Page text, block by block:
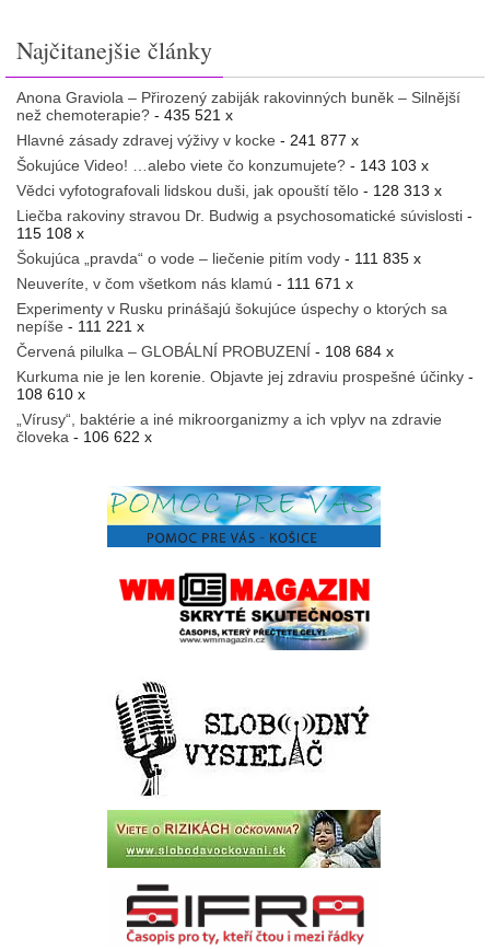
Najčitanejšie články
Anona Graviola – Přirozený zabiják rakovinných buněk – Silnější
než chemoterapie? - 435 521 x
Hlavné zásady zdravej výživy v kocke - 241 877 x
Šokujúce Video! …alebo viete čo konzumujete? - 143 103 x
Vědci vyfotografovali lidskou duši, jak opouští tělo - 128 313 x
Liečba rakoviny stravou Dr. Budwig a psychosomatické súvislosti -
115 108 x
Šokujúca „pravda“ o vode – liečenie pitím vody - 111 835 x
Neuveríte, v čom všetkom nás klamú - 111 671 x
Experimenty v Rusku prinášajú šokujúce úspechy o ktorých sa
nepíše - 111 221 x
Červená pilulka – GLOBÁLNÍ PROBUZENÍ - 108 684 x
Kurkuma nie je len korenie. Objavte jej zdraviu prospešné účinky -
108 610 x
„Vírusy“, baktérie a iné mikroorganizmy a ich vplyv na zdravie
človeka - 106 622 x